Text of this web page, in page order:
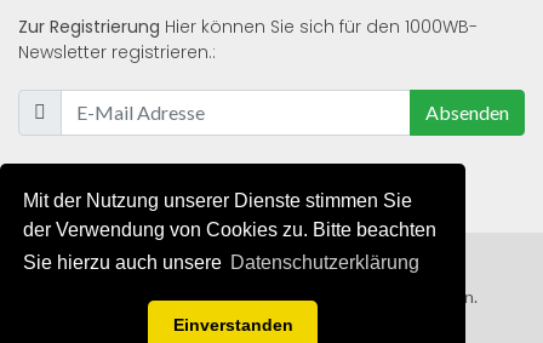
Mit der Nutzung unserer Dienste stimmen Sie
der Verwendung von Cookies zu. Bitte beachten
Sie hierzu auch unsere Datenschutzerklärung
Einverstanden
Zur Registrierung Hier können Sie sich für den 1000WB-
Newsletter registrieren.:
Absenden
© 2019 - 2021 - Alle Rechte von 1000WB vorbehalten.
AGB/Datenschutzerklärung